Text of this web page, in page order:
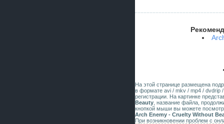
На этой странице размещена
в формате avi / mkv / mp4 / dvdrip
регистрации. На картинке
Beauty , название файла,
кнопкой мыши вы можете
Arch Enemy - Cruelty Without
При возникновении проблем с